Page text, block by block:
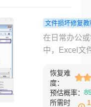
机、电脑、
盘等设备的
复方案，并
指南。
文件损坏修复教
excel文件
么修复？一
在日常办公
中，Excel文
电、病毒感
因导致损坏
时有发生。
恢复难
度：
预估概率：
所需时